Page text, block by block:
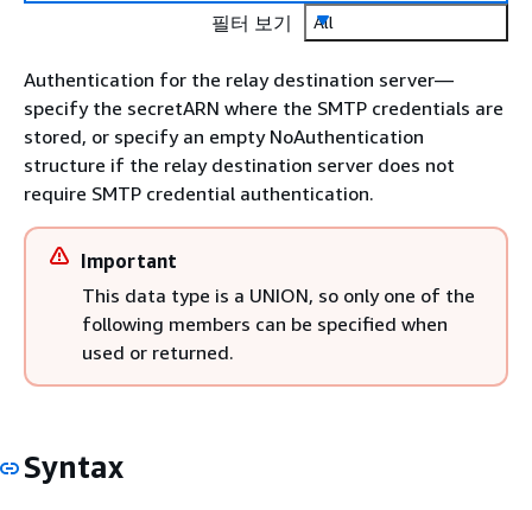
필터 보기
All
Authentication for the relay destination server—
specify the secretARN where the SMTP credentials are
stored, or specify an empty NoAuthentication
structure if the relay destination server does not
require SMTP credential authentication.
Important
This data type is a UNION, so only one of the
following members can be specified when
used or returned.
Syntax